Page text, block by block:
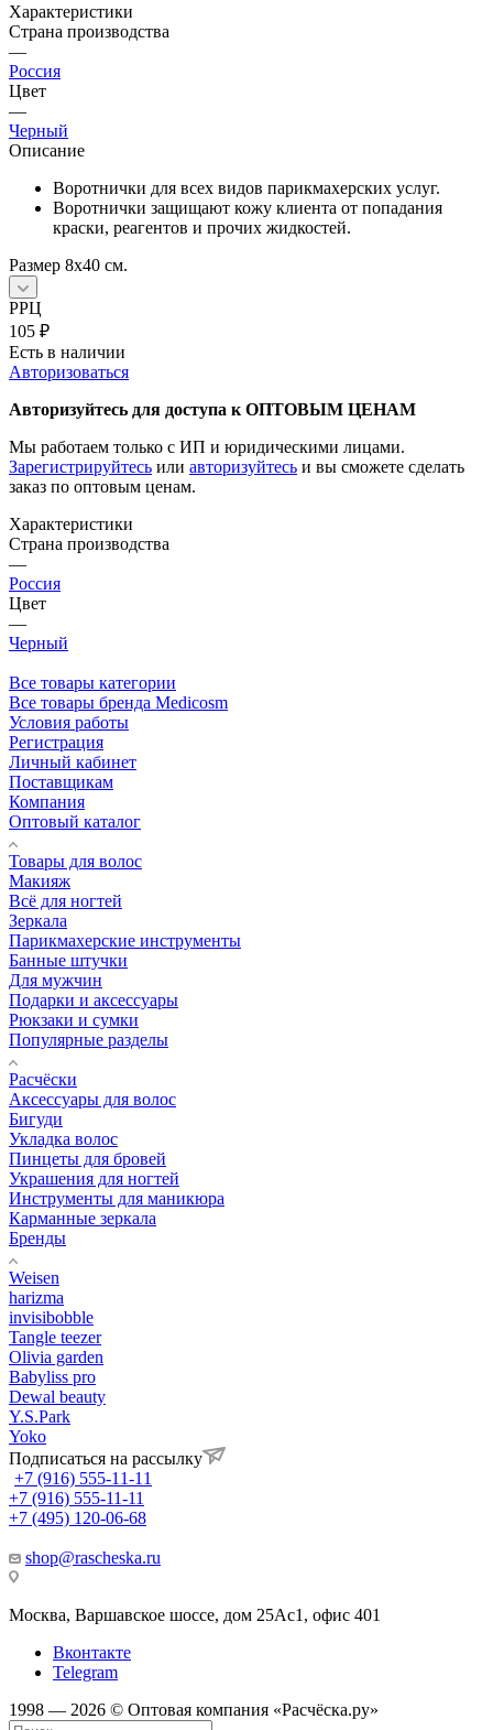
Характеристики
Страна производства
—
Россия
Цвет
—
Черный
Описание
Воротнички для всех видов парикмахерских услуг.
Воротнички защищают кожу клиента от попадания
краски, реагентов и прочих жидкостей.
Размер 8х40 см.
РРЦ
105 ₽
Есть в наличии
Авторизоваться
Авторизуйтесь для доступа к ОПТОВЫМ ЦЕНАМ
Мы работаем только с ИП и юридическими лицами.
Зарегистрируйтесь или авторизуйтесь и вы сможете сделать
заказ по оптовым ценам.
Характеристики
Страна производства
—
Россия
Цвет
—
Черный
Все товары категории
Все товары бренда Medicosm
Условия работы
Регистрация
Личный кабинет
Поставщикам
Компания
Оптовый каталог
Товары для волос
Макияж
Всё для ногтей
Зеркала
Парикмахерские инструменты
Банные штучки
Для мужчин
Подарки и аксессуары
Рюкзаки и сумки
Популярные разделы
Расчёски
Аксессуары для волос
Бигуди
Укладка волос
Пинцеты для бровей
Украшения для ногтей
Инструменты для маникюра
Карманные зеркала
Бренды
Weisen
harizma
invisibobble
Tangle teezer
Olivia garden
Babyliss pro
Dewal beauty
Y.S.Park
Yoko
Подписаться на рассылку
+7 (916) 555-11-11
+7 (916) 555-11-11
+7 (495) 120-06-68
shop@rascheska.ru
Москва, Варшавское шоссе, дом 25Аc1, офис 401
Вконтакте
Telegram
1998 — 2026 © Оптовая компания «Расчёска.ру»